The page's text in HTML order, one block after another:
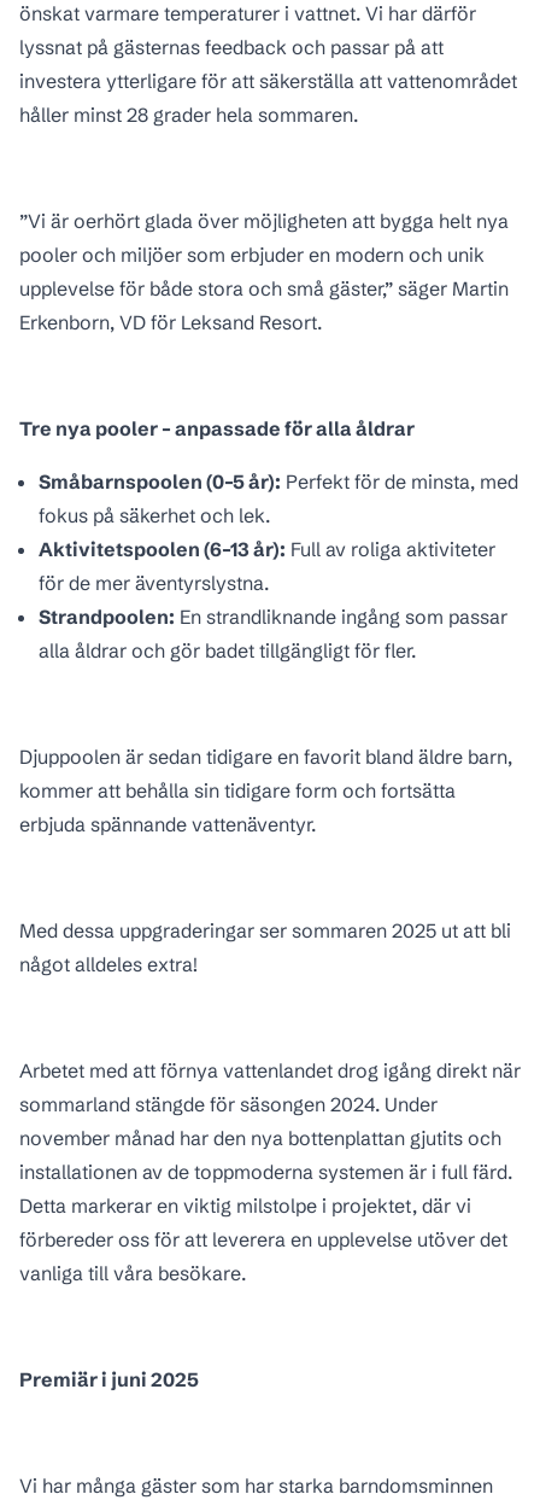
önskat varmare temperaturer i vattnet. Vi har därför
lyssnat på gästernas feedback och passar på att
investera ytterligare för att säkerställa att vattenområdet
håller minst 28 grader hela sommaren.
”Vi är oerhört glada över möjligheten att bygga helt nya
pooler och miljöer som erbjuder en modern och unik
upplevelse för både stora och små gäster,” säger Martin
Erkenborn, VD för Leksand Resort.
Tre nya pooler – anpassade för alla åldrar
Småbarnspoolen (0–5 år): Perfekt för de minsta, med
fokus på säkerhet och lek.
Aktivitetspoolen (6–13 år): Full av roliga aktiviteter
för de mer äventyrslystna.
Strandpoolen: En strandliknande ingång som passar
alla åldrar och gör badet tillgängligt för fler.
Djuppoolen är sedan tidigare en favorit bland äldre barn,
kommer att behålla sin tidigare form och fortsätta
erbjuda spännande vattenäventyr.
Med dessa uppgraderingar ser sommaren 2025 ut att bli
något alldeles extra!
Arbetet med att förnya vattenlandet drog igång direkt när
sommarland stängde för säsongen 2024. Under
november månad har den nya bottenplattan gjutits och
installationen av de toppmoderna systemen är i full färd.
Detta markerar en viktig milstolpe i projektet, där vi
förbereder oss för att leverera en upplevelse utöver det
vanliga till våra besökare.
Premiär i juni 2025
Vi har många gäster som har starka barndomsminnen